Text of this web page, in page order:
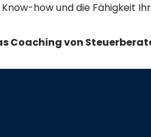
how und die Fähigkeit
Coaching von